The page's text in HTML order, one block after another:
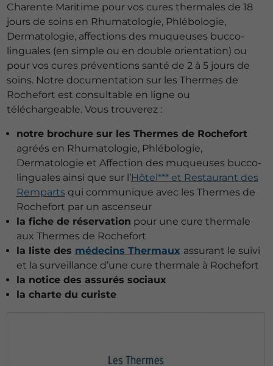
Charente Maritime pour vos cures thermales de 18
jours de soins en Rhumatologie, Phlébologie,
Dermatologie, affections des muqueuses bucco-
linguales (en simple ou en double orientation) ou
pour vos cures préventions santé de 2 à 5 jours de
soins. Notre documentation sur les Thermes de
Rochefort est consultable en ligne ou
téléchargeable. Vous trouverez :
notre brochure sur les Thermes de Rochefort
agréés en Rhumatologie, Phlébologie,
Dermatologie et Affection des muqueuses bucco-
linguales ainsi que sur l’Hôtel*** et Restaurant des
Rempartsqui communique avec les Thermes de
Rochefort par un ascenseur
la fiche de réservation pour une cure thermale
aux Thermes de Rochefort
la liste des médecins Thermaux assurant le suivi
et la surveillance d’une cure thermale à Rochefort
la notice des assurés sociaux
la charte du curiste